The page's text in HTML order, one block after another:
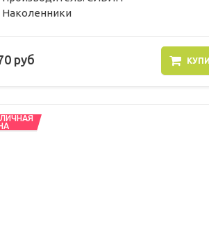
Наколенники
руб